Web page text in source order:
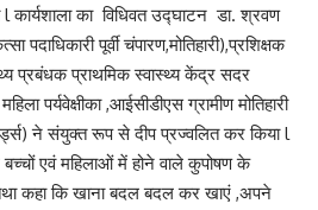
कार्यशाला का विधिवत उद्घाटन डा. श्रवण
पदाधिकारी पूर्वी चंपारण,मोतिहारी),प्रशिक्षक
प्रबंधक प्राथमिक स्वास्थ्य केंद्र सदर
पर्यवेक्षीका ,आईसीडीएस ग्रामीण मोतिहारी
ने संयुक्त रूप से दीप प्रज्वलित कर किया l
एवं महिलाओं में होने वाले कुपोषण के
कहा कि खाना बदल बदल कर खाएं ,अपने